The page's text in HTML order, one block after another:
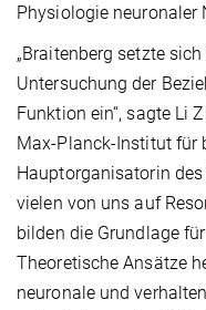
Physiologie neuronaler
„Braitenberg setzte
Untersuchung der
Funktion ein“, sagte Li
Max-Planck-Institut für
Hauptorganisatorin
vielen von uns auf
bilden die Grundlage
Theoretische Ansätze
neuronale und